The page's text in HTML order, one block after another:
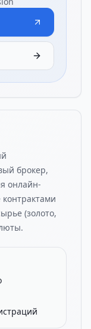
брокер,
онлайн-
(золото,